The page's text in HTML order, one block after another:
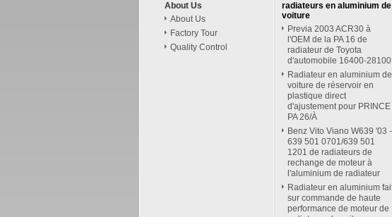
About Us
About Us
Factory Tour
Quality Control
radiateurs en aluminium de
voiture
Previa 2003 ACR30 à
l'OEM de la PA 16 de
radiateur de Toyota
d'automobile 16400-28100
Radiateur en aluminium de
voiture de réservoir en
plastique direct
d'ajustement pour PRINCE
PA 26/À
Benz Vito Viano W639 '03 -
639 501 0701/639 501
1201 de radiateurs de
rechange de moteur à
l'aluminium de radiateur
Radiateur en aluminium
sur commande de haute
performance de moteur de